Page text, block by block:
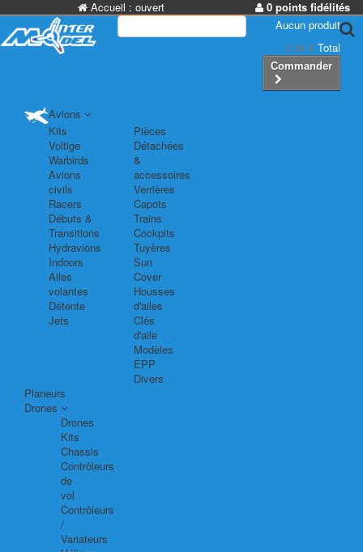
Accueil : ouvert
0 points fidélités
Aucun produit
0,00 € Total
Commander
Avions
Kits
Voltige
Warbirds
Avions
civils
Racers
Débuts &
Transitions
Hydravions
Indoors
Ailes
volantes
Détente
Jets
Pièces
Détachées
&
accessoires
Verrières
Capots
Trains
Cockpits
Tuyères
Sun
Cover
Housses
d'ailes
Clés
d'aile
Modèles
EPP
Divers
Planeurs
Drones
Drones
Kits
Chassis
Contrôleurs
de
vol
Contrôleurs
/
Variateurs